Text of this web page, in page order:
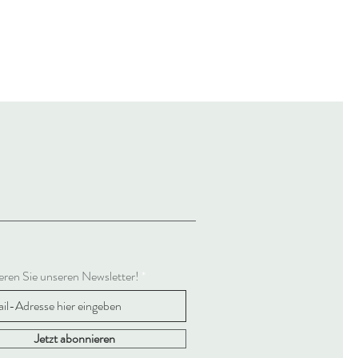
Sie unseren Newsletter!
Jetzt abonnieren